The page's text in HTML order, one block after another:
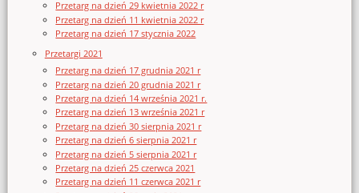
Przetarg na dzień 29 kwietnia 2022 r
Przetarg na dzień 11 kwietnia 2022 r
Przetarg na dzień 17 stycznia 2022
Przetargi 2021
Przetarg na dzień 17 grudnia 2021 r
Przetarg na dzień 20 grudnia 2021 r
Przetarg na dzień 14 września 2021 r.
Przetarg na dzień 13 września 2021 r
Przetarg na dzień 30 sierpnia 2021 r
Przetarg na dzień 6 sierpnia 2021 r
Przetarg na dzień 5 sierpnia 2021 r
Przetarg na dzień 25 czerwca 2021
Przetarg na dzień 11 czerwca 2021 r